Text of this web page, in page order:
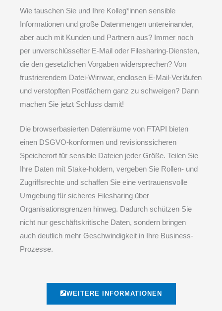
Wie tauschen Sie und Ihre Kolleg*innen sensible
Informationen und große Datenmengen untereinander,
aber auch mit Kunden und Partnern aus? Immer noch
per unverschlüsselter E-Mail oder Filesharing-Diensten,
die den gesetzlichen Vorgaben widersprechen? Von
frustrierendem Datei-Wirrwar, endlosen E-Mail-Verläufen
und verstopften Postfächern ganz zu schweigen? Dann
machen Sie jetzt Schluss damit!
Die browserbasierten Datenräume von FTAPI bieten
einen DSGVO-konformen und revisionssicheren
Speicherort für sensible Dateien jeder Größe. Teilen Sie
Ihre Daten mit Stake-holdern, vergeben Sie Rollen- und
Zugriffsrechte und schaffen Sie eine vertrauensvolle
Umgebung für sicheres Filesharing über
Organisationsgrenzen hinweg. Dadurch schützen Sie
nicht nur geschäftskritische Daten, sondern bringen
auch deutlich mehr Geschwindigkeit in Ihre Business-
Prozesse.
WEITERE INFORMATIONEN